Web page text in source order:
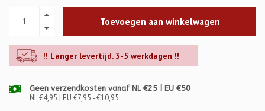
Toevoegen aan winkelwagen
!! Langer levertijd. 3-5 werkdagen !!
Geen verzendkosten vanaf NL €25 | EU €50
NL €4,95 | EU €7,95 - €10,95